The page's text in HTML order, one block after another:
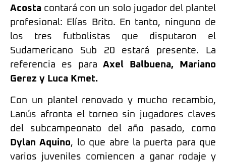
Acosta contará con un solo jugador del plantel
profesional: Elías Brito. En tanto, ninguno de
los tres futbolistas que disputaron el
Sudamericano Sub 20 estará presente. La
referencia es paraAxel Balbuena, Mariano
Gerez y Luca Kmet.
Con un plantel renovado y mucho recambio,
Lanús afronta el torneo sin jugadores claves
del subcampeonato del año pasado, como
Dylan Aquino, lo que abre la puerta para que
varios juveniles comiencen a ganar rodaje y